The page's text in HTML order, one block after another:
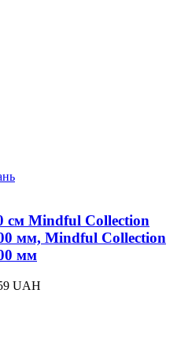
см Mindful Collection
мм, Mindful Collection
мм
UAH